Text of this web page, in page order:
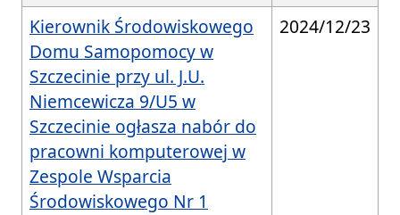
Kierownik Środowiskowego
Domu Samopomocy w
Szczecinie przy ul. J.U.
Niemcewicza 9/U5 w
Szczecinie ogłasza nabór do
pracowni komputerowej w
Zespole Wsparcia
Środowiskowego Nr 1
2024/12/23